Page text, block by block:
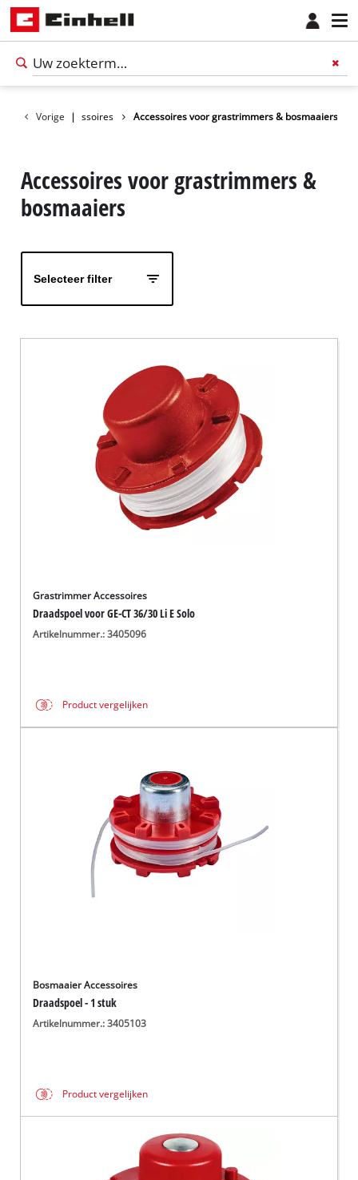
Vorige |
Tuin accessoires Accessoires voor grastrimmers & bosmaaiers
Accessoires voor grastrimmers &
bosmaaiers
Selecteer filter
Grastrimmer Accessoires
Draadspoel voor GE-CT 36/30 Li E Solo
Artikelnummer.: 3405096
Product vergelijken
Bosmaaier Accessoires
Draadspoel - 1 stuk
Artikelnummer.: 3405103
Product vergelijken